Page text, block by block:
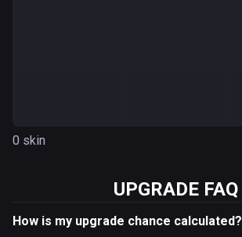
0 skin
UPGRADE FAQ
How is my upgrade chance calculated?